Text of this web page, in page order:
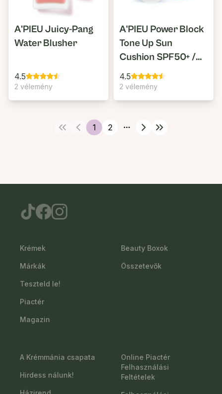
A'PIEU Juicy-Pang
Water Blusher
4.5
2 vélemény
A'PIEU Power Block
Tone Up Sun
Cushion SPF50+ /
Pa++++
4.5
2 vélemény
1 2
More pages
Krémek
Márkák
Teszteld le!
Piactér
Magazin
Beauty Boxok
Összetevők
A Krémmánia csapata
Hirdess nálunk!
Online Piactér
Felhasználási
Feltételek